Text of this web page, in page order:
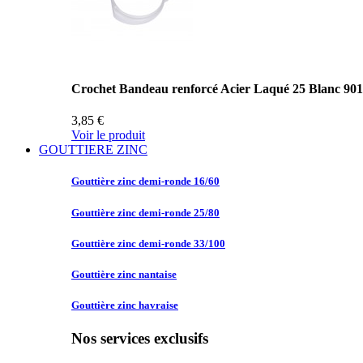
Crochet Bandeau renforcé Acier Laqué 25 Blanc
3,85 €
Voir le produit
GOUTTIERE ZINC
Gouttière zinc demi-ronde 16/60
Gouttière zinc demi-ronde 25/80
Gouttière zinc demi-ronde 33/100
Gouttière zinc nantaise
Gouttière zinc havraise
Nos services exclusifs